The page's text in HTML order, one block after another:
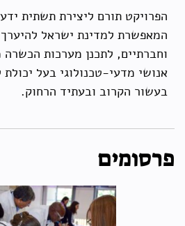
הפרויקט תורם ליצירת תשתית
המאפשרת למדינת ישראל להיערך
וחברתיים, לתכנן מערכות הכשרה
אנושי מדעי-טכנולוגי בעל
בעשור הקרוב ובעתיד הרחוק.
פרסומים